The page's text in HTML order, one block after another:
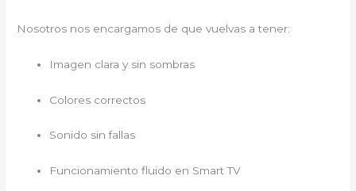
Nosotros nos encargamos de que vuelvas a tener:
Imagen clara y sin sombras
Colores correctos
Sonido sin fallas
Funcionamiento fluido en Smart TV